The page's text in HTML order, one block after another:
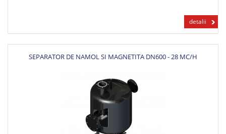
detalii
SEPARATOR DE NAMOL SI MAGNETITA DN600 - 28 MC/H